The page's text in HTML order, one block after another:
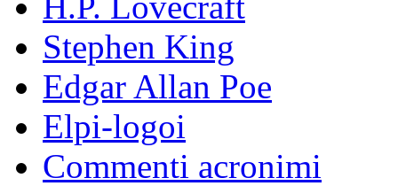
Stephen King
Edgar Allan Poe
Elpi-logoi
Commenti acronimi